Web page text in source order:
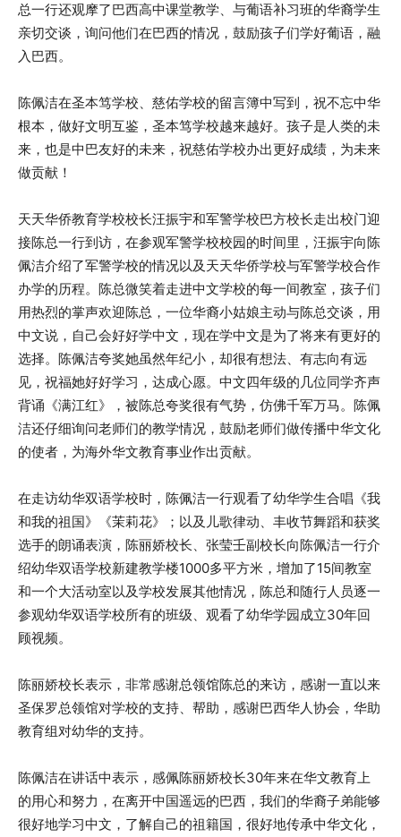
总一行还观摩了巴西高中课堂教学、与葡语补习班的华裔学生
亲切交谈，询问他们在巴西的情况，鼓励孩子们学好葡语，融
入巴西。
陈佩洁在圣本笃学校、慈佑学校的留言簿中写到，祝不忘中华
根本，做好文明互鉴，圣本笃学校越来越好。孩子是人类的未
来，也是中巴友好的未来，祝慈佑学校办出更好成绩，为未来
做贡献！
天天华侨教育学校校长汪振宇和军警学校巴方校长走出校门迎
接陈总一行到访，在参观军警学校校园的时间里，汪振宇向陈
佩洁介绍了军警学校的情况以及天天华侨学校与军警学校合作
办学的历程。陈总微笑着走进中文学校的每一间教室，孩子们
用热烈的掌声欢迎陈总，一位华裔小姑娘主动与陈总交谈，用
中文说，自己会好好学中文，现在学中文是为了将来有更好的
选择。陈佩洁夸奖她虽然年纪小，却很有想法、有志向有远
见，祝福她好好学习，达成心愿。中文四年级的几位同学齐声
背诵《满江红》，被陈总夸奖很有气势，仿佛千军万马。陈佩
洁还仔细询问老师们的教学情况，鼓励老师们做传播中华文化
的使者，为海外华文教育事业作出贡献。
在走访幼华双语学校时，陈佩洁一行观看了幼华学生合唱《我
和我的祖国》《茉莉花》；以及儿歌律动、丰收节舞蹈和获奖
选手的朗诵表演，陈丽娇校长、张莹壬副校长向陈佩洁一行介
绍幼华双语学校新建教学楼1000多平方米，增加了15间教室
和一个大活动室以及学校发展其他情况，陈总和随行人员逐一
参观幼华双语学校所有的班级、观看了幼华学园成立30年回
顾视频。
陈丽娇校长表示，非常感谢总领馆陈总的来访，感谢一直以来
圣保罗总领馆对学校的支持、帮助，感谢巴西华人协会，华助
教育组对幼华的支持。
陈佩洁在讲话中表示，感佩陈丽娇校长30年来在华文教育上
的用心和努力，在离开中国遥远的巴西，我们的华裔子弟能够
很好地学习中文，了解自己的祖籍国，很好地传承中华文化，